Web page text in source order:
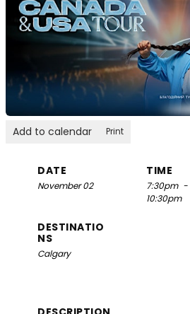
Add to calendar Print
DATE
November 02
TIME
7:30pm -
10:30pm
DESTINATIO
NS
Calgary